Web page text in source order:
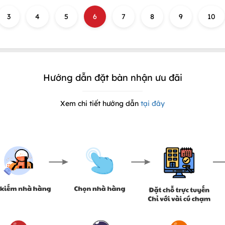
3 4 5 6 7 8 9 10
Hướng dẫn đặt bàn nhận ưu đãi
Xem chi tiết hướng dẫn tại đây